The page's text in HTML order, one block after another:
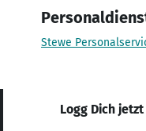
Stewe
Logg Dich